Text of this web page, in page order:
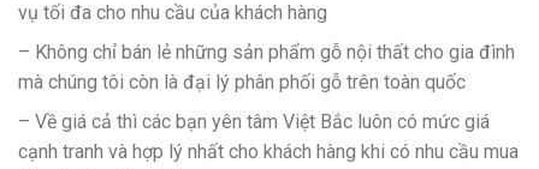
vụ tối đa cho nhu cầu của khách hàng
– Không chỉ bán lẻ những sản phẩm gỗ nội thất cho gia đình
mà chúng tôi còn là đại lý phân phối gỗ trên toàn quốc
– Về giá cả thì các bạn yên tâm Việt Bắc luôn có mức giá
cạnh tranh và hợp lý nhất cho khách hàng khi có nhu cầu mua